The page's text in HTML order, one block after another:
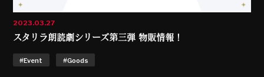
2023.03.27
スタリラ朗読劇シリーズ第三弾 物販情報！
#Event #Goods